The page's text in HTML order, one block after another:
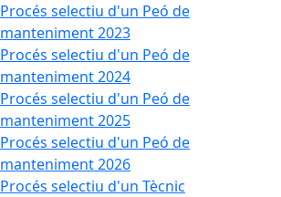
Procés selectiu d'un Peó de
manteniment 2023
Procés selectiu d'un Peó de
manteniment 2024
Procés selectiu d'un Peó de
manteniment 2025
Procés selectiu d'un Peó de
manteniment 2026
Procés selectiu d'un Tècnic